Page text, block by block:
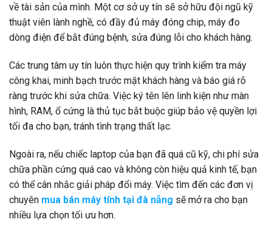
về tài sản của mình. Một cơ sở uy tín sẽ sở hữu đội ngũ kỹ
thuật viên lành nghề, có đầy đủ máy đóng chip, máy đo
dòng điện để bắt đúng bệnh, sửa đúng lỗi cho khách hàng.
Các trung tâm uy tín luôn thực hiện quy trình kiểm tra máy
công khai, minh bạch trước mặt khách hàng và báo giá rõ
ràng trước khi sửa chữa. Việc ký tên lên linh kiện như màn
hình, RAM, ổ cứng là thủ tục bắt buộc giúp bảo vệ quyền lợi
tối đa cho bạn, tránh tình trạng thất lạc.
Ngoài ra, nếu chiếc laptop của bạn đã quá cũ kỹ, chi phí sửa
chữa phần cứng quá cao và không còn hiệu quả kinh tế, bạn
có thể cân nhắc giải pháp đổi máy. Việc tìm đến các đơn vị
chuyên mua bán máy tính tại đà nẵng sẽ mở ra cho bạn
nhiều lựa chọn tối ưu hơn.